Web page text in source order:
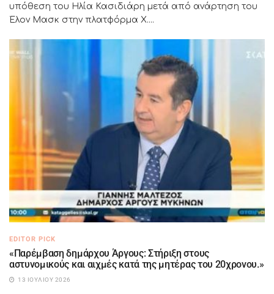
υπόθεση του Ηλία Κασιδιάρη μετά από ανάρτηση του
Έλον Μασκ στην πλατφόρμα X....
EDITOR PICK
«Παρέμβαση δημάρχου Άργους: Στήριξη στους
αστυνομικούς και αιχμές κατά της μητέρας του 20χρονου.»
13 ΙΟΥΛΊΟΥ 2026